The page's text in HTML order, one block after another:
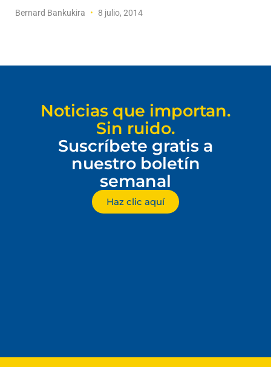
Bernard Bankukira 8 julio, 2014
Noticias que importan.
Sin ruido.
Suscríbete gratis a
nuestro boletín
semanal
Haz clic aquí